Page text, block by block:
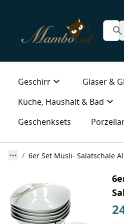
Geschirr
Gläser &
Küche, Haushalt & Bad
Geschenksets
6er Set Müsli- Salatschale